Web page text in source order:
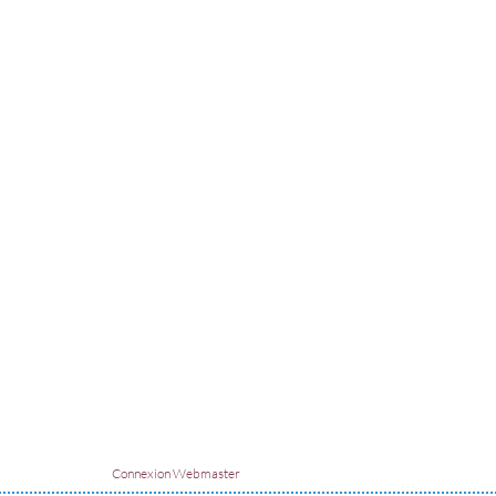
Connexion Webmaster